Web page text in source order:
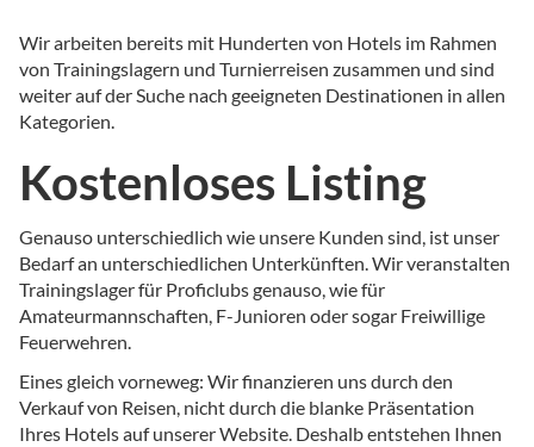
Wir arbeiten bereits mit Hunderten von Hotels im Rahmen
von Trainingslagern und Turnierreisen zusammen und sind
weiter auf der Suche nach geeigneten Destinationen in allen
Kategorien.
Kostenloses Listing
Genauso unterschiedlich wie unsere Kunden sind, ist unser
Bedarf an unterschiedlichen Unterkünften. Wir veranstalten
Trainingslager für Proficlubs genauso, wie für
Amateurmannschaften, F-Junioren oder sogar Freiwillige
Feuerwehren.
Eines gleich vorneweg: Wir finanzieren uns durch den
Verkauf von Reisen, nicht durch die blanke Präsentation
Ihres Hotels auf unserer Website. Deshalb entstehen Ihnen